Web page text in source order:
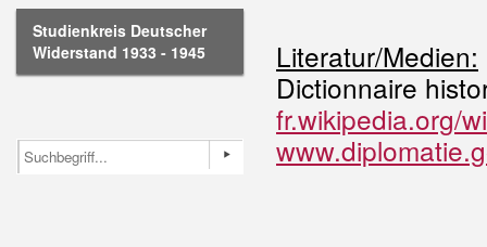
Studienkreis Deutscher
Widerstand 1933 - 1945
Literatur/Medien:
Dictionnaire
fr.wikipedia.org/